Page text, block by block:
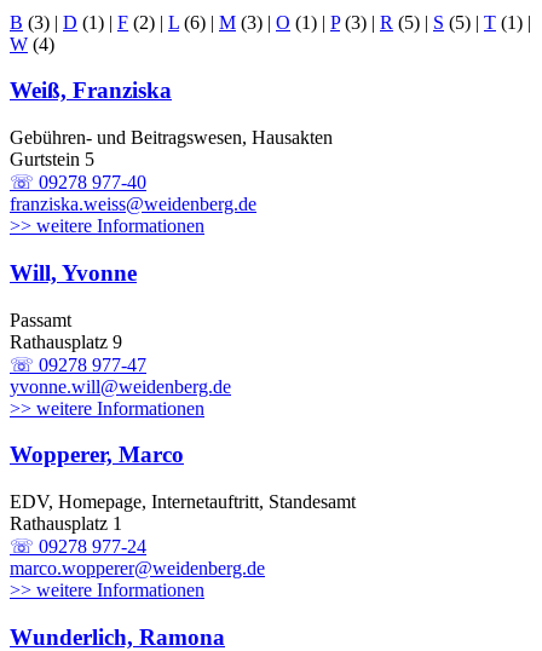
B (3) | D (1) | F (2) | L (6) | M (3) | O (1) | P(3) | R (5) | S (5) | T (1) |
W (4)
Weiß, Franziska
Gebühren- und Beitragswesen, Hausakten
Gurtstein 5
☏ 09278 977-40
franziska.weiss@weidenberg.de
>> weitere Informationen
Will, Yvonne
Passamt
Rathausplatz 9
☏ 09278 977-47
yvonne.will@weidenberg.de
>> weitere Informationen
Wopperer, Marco
EDV, Homepage, Internetauftritt, Standesamt
Rathausplatz 1
☏ 09278 977-24
marco.wopperer@weidenberg.de
>> weitere Informationen
Wunderlich, Ramona